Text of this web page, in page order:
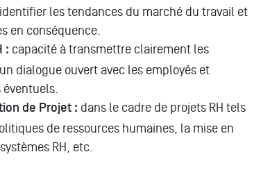
les tendances du marché du travail et
en conséquence.
: capacité à transmettre clairement les
dialogue ouvert avec les employés et
éventuels.
de Projet : dans le cadre de projets RH tels
de ressources humaines, la mise en
RH, etc.